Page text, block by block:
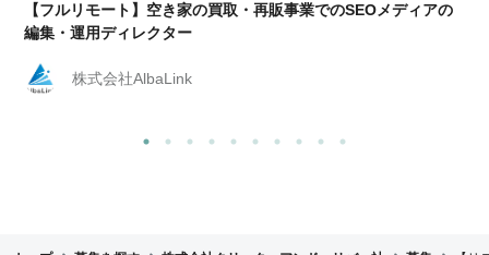
【フルリモート】空き家の買取・再販事業でのSEOメディアの
編集・運用ディレクター
株式会社AlbaLink